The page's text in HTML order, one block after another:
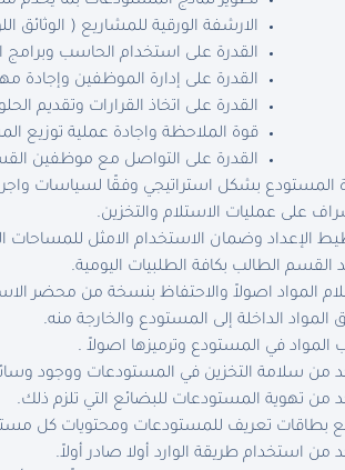
الارشفة الورقية للمشاريع ( الوثائق
القدرة على استخدام الحاسب
القدرة على إدارة الموظفين وإجادة
القدرة على اتخاذ القرارات وتقديم
قوة الملاحظة واجادة عملية توزيع
القدرة على التواصل مع موظفين
المستودع بشكل استراتيجي وفقًا لسياسات
على عمليات الاستلام والتخزين.
الإعداد وضمان الاستخدام الامثل للمساحات
القسم الطالب بكافة الطلبيات اليومية.
المواد اصولاً والاحتفاظ بنسخة من محضر
المواد الداخلة إلى المستودع والخارجة منه.
المواد في المستودع وترميزها اصولاً .
من سلامة التخزين في المستودعات ووجود
من تهوية المستودعات للبضائع التي تلزم ذلك.
بطاقات تعريف للمستودعات ومحتويات كل
من استخدام طريقة الوارد أولا صادر أولاً.